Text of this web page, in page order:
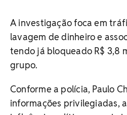
A investigação foca em
lavagem de dinheiro e
tendo já bloqueado R$ 3,8
grupo.
Conforme a polícia, Paulo
informações privilegiadas,